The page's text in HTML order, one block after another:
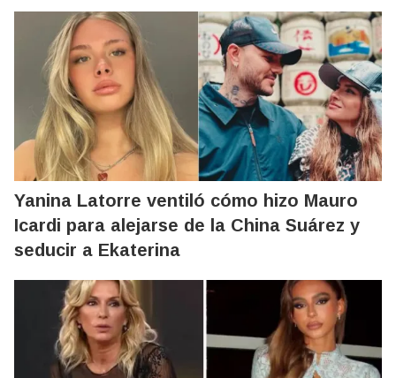
Yanina Latorre ventiló cómo hizo Mauro
Icardi para alejarse de la China Suárez y
seducir a Ekaterina